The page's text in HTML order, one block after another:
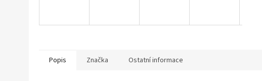
Popis Značka Ostatní informace